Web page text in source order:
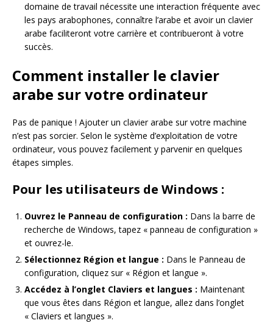
domaine de travail nécessite une interaction fréquente avec
les pays arabophones, connaître l’arabe et avoir un clavier
arabe faciliteront votre carrière et contribueront à votre
succès.
Comment installer le clavier
arabe sur votre ordinateur
Pas de panique ! Ajouter un clavier arabe sur votre machine
n’est pas sorcier. Selon le système d’exploitation de votre
ordinateur, vous pouvez facilement y parvenir en quelques
étapes simples.
Pour les utilisateurs de Windows :
Ouvrez le Panneau de configuration : Dans la barre de
recherche de Windows, tapez « panneau de configuration »
et ouvrez-le.
Sélectionnez Région et langue : Dans le Panneau de
configuration, cliquez sur « Région et langue ».
Accédez à l’onglet Claviers et langues : Maintenant
que vous êtes dans Région et langue, allez dans l’onglet
« Claviers et langues ».